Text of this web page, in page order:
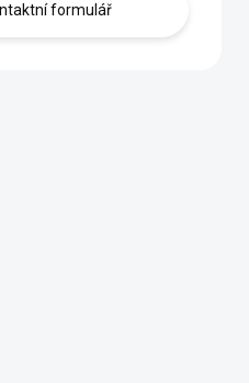
formulář